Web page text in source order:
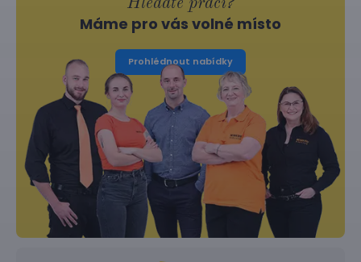
Hledáte práci?
Máme pro vás volné místo
Prohlédnout nabídky